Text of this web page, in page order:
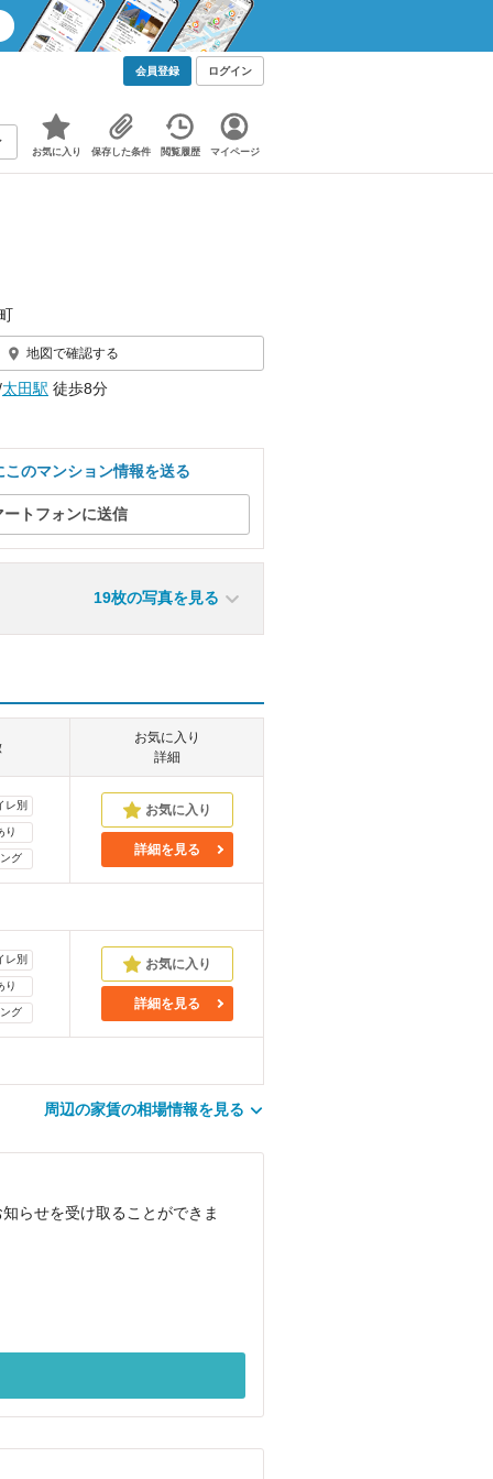
会員登録 ログイン
お気に入り 保存した条件 閲覧履歴 マイページ
地図で確認する
太田駅 徒歩8分
のマンション情報を送る
トフォンに送信
19枚の写真を見る
お気に入り
詳細
レ別
り
グ
詳細を見る
レ別
り
グ
詳細を見る
周辺の家賃の相場情報を見る
らせを受け取ることができま